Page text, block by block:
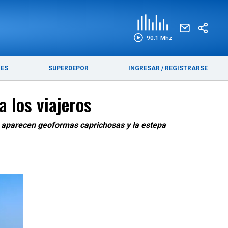
90.1 Mhz
SUPERDEPOR INGRESAR / REGISTRARSE
los viajeros
geoformas caprichosas y la estepa